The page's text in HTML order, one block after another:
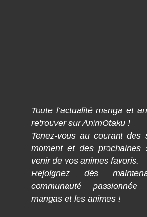
Toute l’actualité manga et
retrouver sur AnimOtaku !
Tenez-vous au courant des
moment et des prochaines
venir de vos animes favoris.
Rejoignez dès
communauté
mangas et les animes !